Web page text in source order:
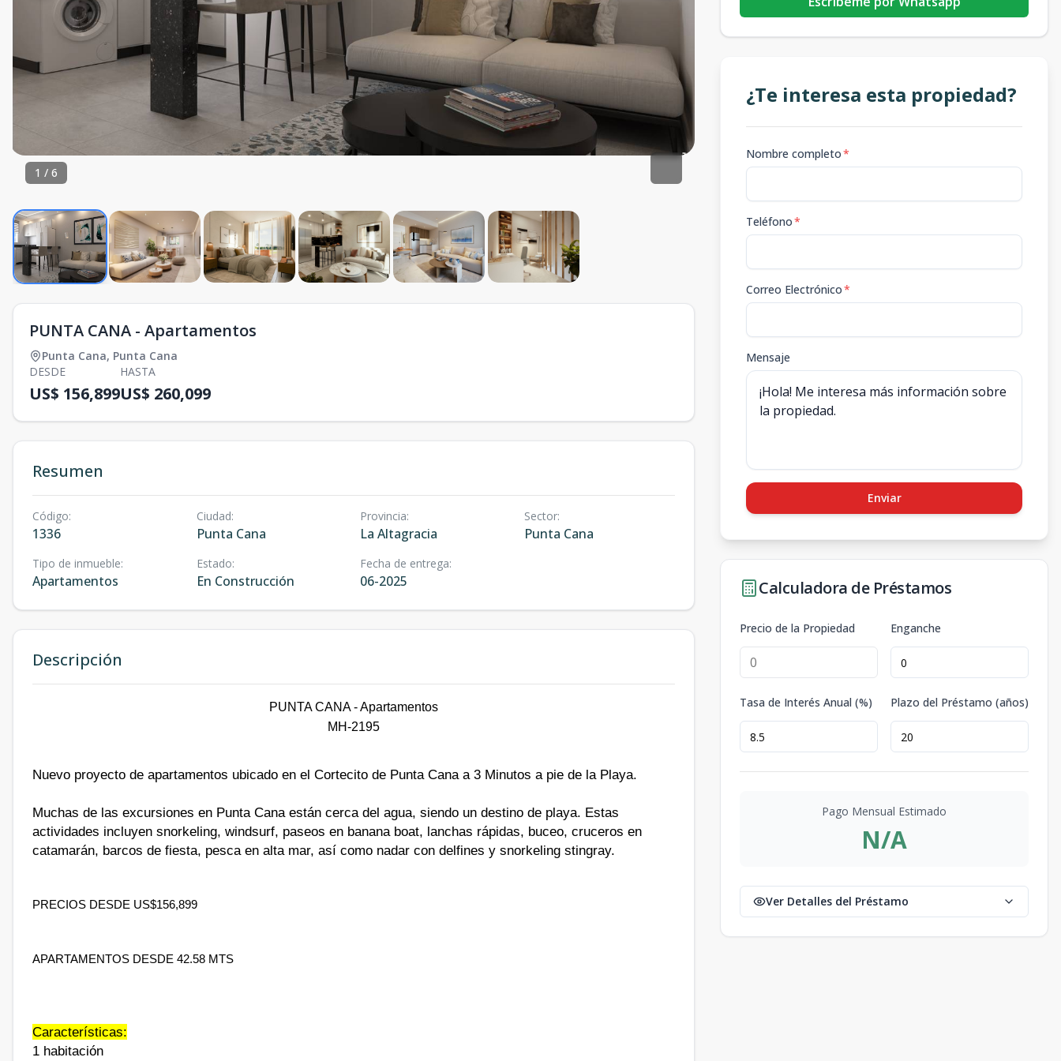
1 / 6
PUNTA CANA - Apartamentos
Punta Cana, Punta Cana
DESDE
US$ 156,899
HASTA
US$ 260,099
Resumen
Código:
1336
Ciudad:
Punta Cana
Provincia:
La Altagracia
Sector:
Punta Cana
Tipo de inmueble:
Apartamentos
Estado:
En Construcción
Fecha de entrega:
06-2025
Descripción
PUNTA CANA - Apartamentos
MH-2195
Nuevo proyecto de apartamentos ubicado en el Cortecito de Punta Cana a 3 Minutos a pie de la Playa.
Muchas de las excursiones en Punta Cana están cerca del agua, siendo un destino de playa. Estas
actividades incluyen snorkeling, windsurf, paseos en banana boat, lanchas rápidas, buceo, cruceros en
catamarán, barcos de fiesta, pesca en alta mar, así como nadar con delfines y snorkeling stingray.
PRECIOS DESDE US$156,899
APARTAMENTOS DESDE 42.58 MTS
Características:
1 habitación
¿Te interesa esta propiedad?
Nombre completo*
Teléfono*
Correo Electrónico*
Mensaje
Enviar
Calculadora de Préstamos
Precio de la Propiedad Enganche
Tasa de Interés Anual (%) Plazo del Préstamo (años)
Pago Mensual Estimado
N/A
Ver Detalles del Préstamo